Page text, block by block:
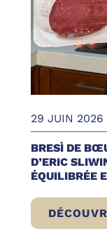
29 JUIN 2026
BRESÌ DE
D’ERIC
ÉQUILIBRÉE
BRESÌ